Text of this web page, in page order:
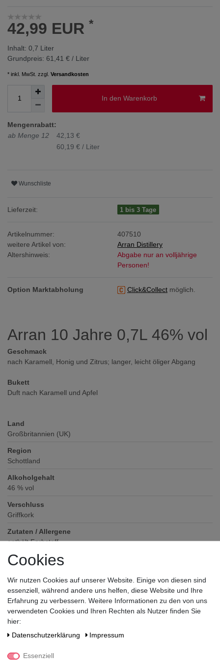
42,99 EUR *
Inhalt: 0,7 Liter
Grundpreis: 61,41 € / Liter
* inkl. MwSt. zzgl. Versandkosten
In den Warenkorb
Mengenrabatt:
ab Menge 12
42,13 €
60,19 € / Liter
Wunschliste
Lieferzeit: 1 bis 3 Tage
Artikelnummer:
407510
weitere Artikel von:
Arran Distillery
Altershinweis:
Abgabe nur an volljährige
Personen!
Option Marktabholung Click&Collect möglich.
Arran 10 Jahre 0,7L 46% vol
Geschmack
nach Karamell, Honig und Zitrus; langer, leicht öliger Abgang
Bukett
Duft nach Karamell und Apfel
Land
Großbritannien (UK)
Region
Schottland
Alkoholgehalt
46 % vol
Verschluss
Griffkork
Zutaten / Allergene
enthält Farbstoff
Hersteller / Importeur
Bremen
Cookies
Wir nutzen Cookies auf unserer Website. Einige von diesen sind
essenziell, während andere uns helfen, diese Website und Ihre
Erfahrung zu verbessern. Weitere Informationen zu den von uns
verwendeten Cookies und Ihren Rechten als Nutzer finden Sie
hier:
Daten­schutz­erklärung
Impressum
Essenziell